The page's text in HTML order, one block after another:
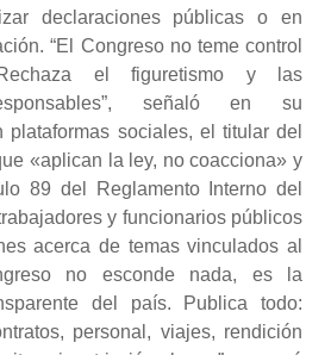
declaraciones públicas o en
“El Congreso no teme control
el figuretismo y las
señaló en su
plataformas sociales, el titular del
«aplican la ley, no coacciona» y
89 del Reglamento Interno del
y funcionarios públicos
acerca de temas vinculados al
no esconde nada, es la
del país. Publica todo:
personal, viajes, rendición